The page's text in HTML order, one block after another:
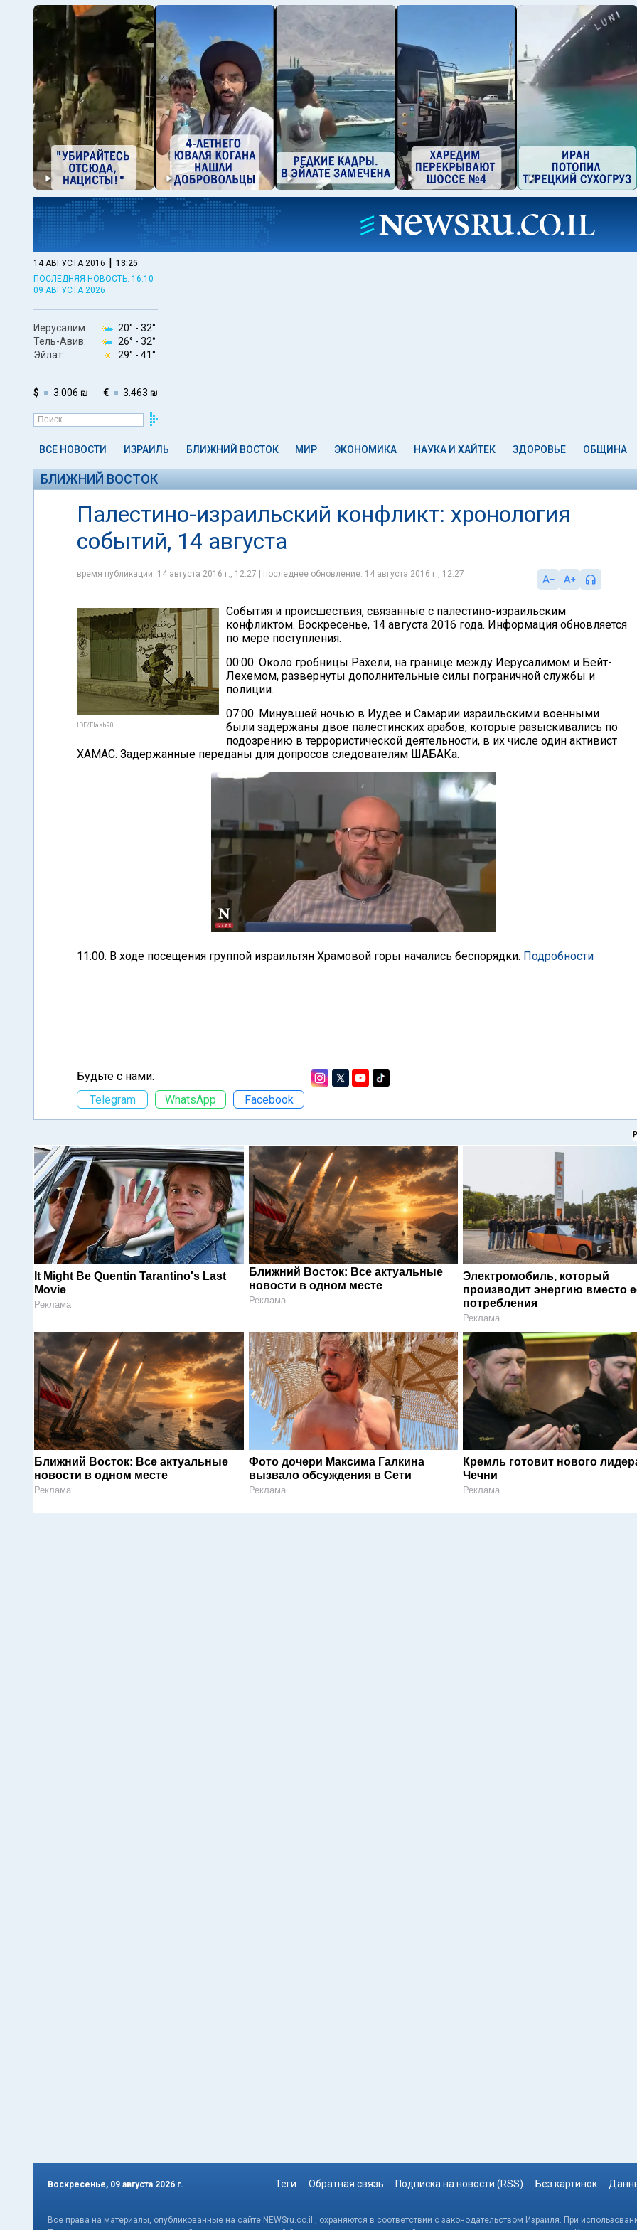
14 АВГУСТА 2016 | 13:25
ПОСЛЕДНЯЯ НОВОСТЬ: 16:10
09 АВГУСТА 2026
Иерусалим: 20° - 32°
Тель-Авив:
26° - 32°
Эйлат:
29° - 41°
$ 3.006 ₪ € 3.463 ₪
ВСЕ НОВОСТИ ИЗРАИЛЬ БЛИЖНИЙ ВОСТОК МИР ЭКОНОМИКА НАУКА И ХАЙТЕК ЗДОРОВЬЕ ОБЩИНА
БЛИЖНИЙ ВОСТОК
Палестино-израильский конфликт: хронология
событий, 14 августа
время публикации: 14 августа 2016 г., 12:27 | последнее обновление: 14 августа 2016 г., 12:27
IDF/Flash90
События и происшествия, связанные с палестино-израильским
конфликтом. Воскресенье, 14 августа 2016 года. Информация обновляется
по мере поступления.
00:00. Около гробницы Рахели, на границе между Иерусалимом и Бейт-
Лехемом, развернуты дополнительные силы пограничной службы и
полиции.
07:00. Минувшей ночью в Иудее и Самарии израильскими военными
были задержаны двое палестинских арабов, которые разыскивались по
подозрению в террористической деятельности, в их числе один активист
ХАМАС. Задержанные переданы для допросов следователям ШАБАКа.
11:00. В ходе посещения группой израильтян Храмовой горы начались беспорядки. Подробности
Будьте с нами:
Telegram
WhatsApp Facebook
It Might Be Quentin Tarantino's Last
Movie
Реклама
Ближний Восток: Все актуальные
новости в одном месте
Реклама
Электромобиль, который
производит энергию вместо
потребления
Реклама
Ближний Восток: Все актуальные
новости в одном месте
Реклама
Фото дочери Максима Галкина
вызвало обсуждения в Сети
Реклама
Кремль готовит нового
Чечни
Реклама
Воскресенье, 09 августа 2026 г. Теги Обратная связь Подписка на новости (RSS) Без картинок
Все права на материалы, опубликованные на сайте NEWSru.co.il , охраняются в соответствии с законодательством Израиля. При